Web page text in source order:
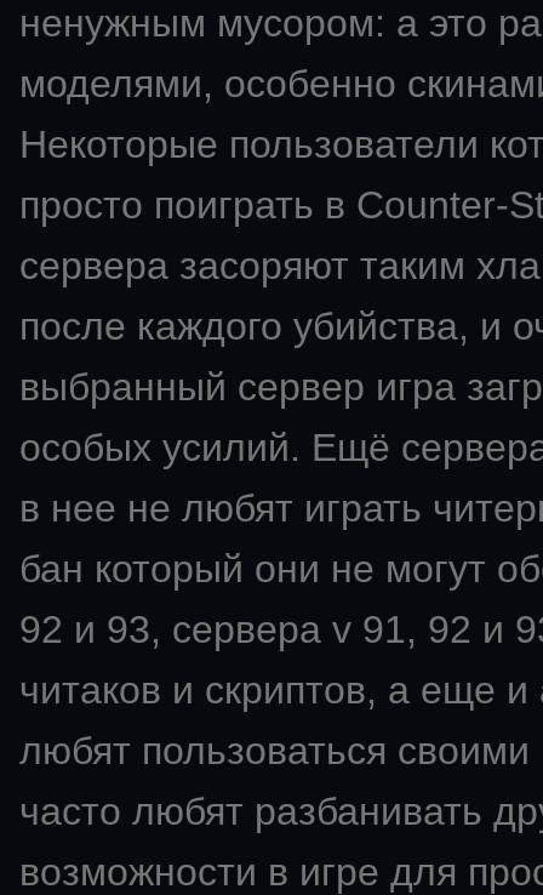
ненужным мусором: а это
моделями, особенно
Некоторые пользователи
просто поиграть в Counter-
сервера засоряют таким
после каждого убийства, и
выбранный сервер игра
особых усилий. Ещё
в нее не любят играть
бан который они не могут
92 и 93, сервера v 91, 92 и
читаков и скриптов, а еще
любят пользоваться
часто любят разбанивать
возможности в игре для